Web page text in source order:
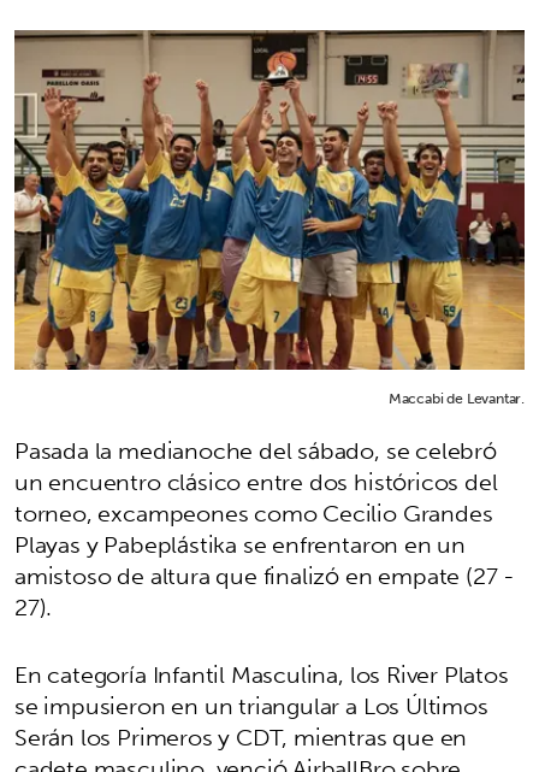
Maccabi de Levantar.
Pasada la medianoche del sábado, se celebró
un encuentro clásico entre dos históricos del
torneo, excampeones como Cecilio Grandes
Playas y Pabeplástika se enfrentaron en un
amistoso de altura que finalizó en empate (27 -
27).
En categoría Infantil Masculina, los River Platos
se impusieron en un triangular a Los Últimos
Serán los Primeros y CDT, mientras que en